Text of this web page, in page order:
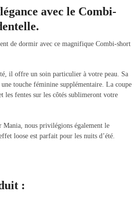
avec le Combi-
de dormir avec ce magnifique Combi-short
il offre un soin particulier à votre peau. Sa
touche féminine supplémentaire. La coupe
les fentes sur les côtés sublimeront votre
Mania, nous privilégions également le
loose est parfait pour les nuits d’été.
: